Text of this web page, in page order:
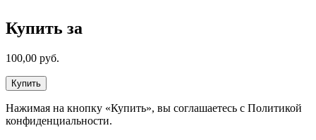
Купить за
100,00 руб.
Купить
Нажимая на кнопку «Купить», вы соглашаетесь с Политикой
конфиденциальности.